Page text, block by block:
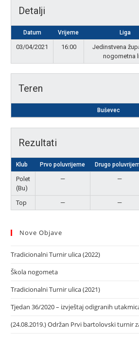
Detalji
Datum Vrijeme Liga
03/04/2021 16:00
Jedinstvena
nogometna
Teren
Buševec
Rezultati
Klub Prvo poluvrijeme Drugo
Polet
(Bu)
— —
Top — —
Nove Objave
Tradicionalni Turnir ulica (2022)
Škola nogometa
Tradicionalni Turnir ulica (2021)
Tjedan 36/2020 – izvještaj odigranih
(24.08.2019.) Održan Prvi bartolovski turnir